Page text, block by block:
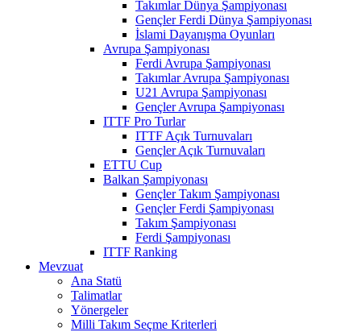
Takımlar Dünya Şampiyonası
Gençler Ferdi Dünya Şampiyonası
İslami Dayanışma Oyunları
Avrupa Şampiyonası
Ferdi Avrupa Şampiyonası
Takımlar Avrupa Şampiyonası
U21 Avrupa Şampiyonası
Gençler Avrupa Şampiyonası
ITTF Pro Turlar
ITTF Açık Turnuvaları
Gençler Açık Turnuvaları
ETTU Cup
Balkan Şampiyonası
Gençler Takım Şampiyonası
Gençler Ferdi Şampiyonası
Takım Şampiyonası
Ferdi Şampiyonası
ITTF Ranking
Mevzuat
Ana Statü
Talimatlar
Yönergeler
Milli Takım Seçme Kriterleri